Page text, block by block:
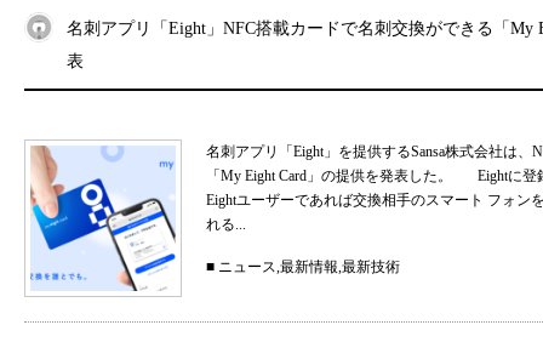
名刺アプリ「Eight」NFC搭載カードで名刺交換ができる「My
表
名刺アプリ「Eight」を提供するSansa株式会社は
「My Eight Card」の提供を発表した。 Eightに
Eightユーザーであれば交換相手のスマート フォン
れる...
■ ニュース,最新情報,最新技術